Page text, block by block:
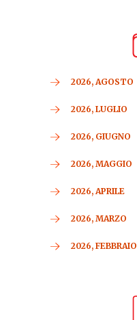
2026, AGOSTO
2026, LUGLIO
2026, GIUGNO
2026, MAGGIO
2026, APRILE
2026, MARZO
2026, FEBBRAIO